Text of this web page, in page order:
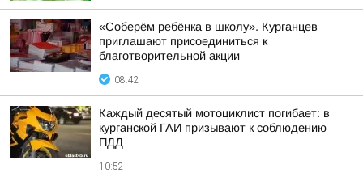
«Соберём ребёнка в школу». Курганцев
приглашают присоединиться к
благотворительной акции
08:42
Каждый десятый мотоциклист погибает: в
курганской ГАИ призывают к соблюдению
ПДД
10:52